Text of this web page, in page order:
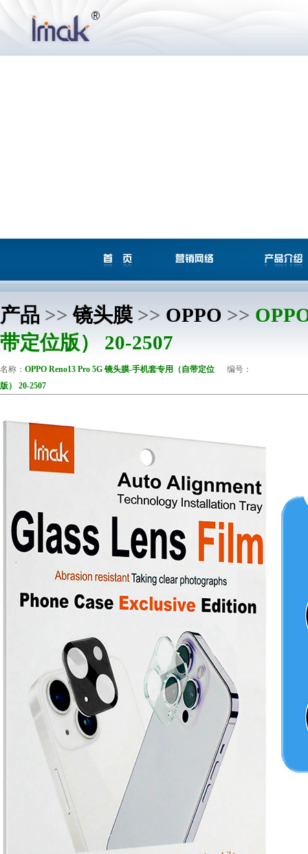
产品 >>镜头膜 >> OPPO >>
带定位版） 20-2507
名称： OPPO Reno13 Pro 5G 镜头膜-手机套专用（自带定位
版） 20-2507
编号：